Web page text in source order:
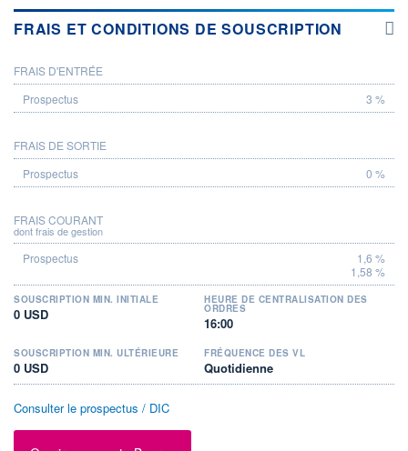
FRAIS ET CONDITIONS DE SOUSCRIPTION
PROSPECTUS
FRAIS D'ENTRÉE
3 %
FRAIS DE SORTIE
0 %
FRAIS COURANT
dont frais de gestion
1,6 %
1,58 %
SOUSCRIPTION MIN. INITIALE
0 USD
HEURE DE CENTRALISATION DES
ORDRES
16:00
SOUSCRIPTION MIN. ULTÉRIEURE
0 USD
FRÉQUENCE DES VL
Quotidienne
Consulter le prospectus / DIC